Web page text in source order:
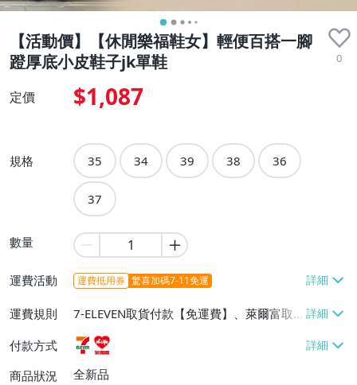
【活動價】【休閒樂福鞋女】輕便百搭一腳
蹬厚底小皮鞋子jk單鞋
0
定價 $1,087
規格 35 34 39 38 36
37
數量
運費活動 運費抵用券 驚喜加碼7-11免運
運費規則
7-ELEVEN取貨付款【免運費】、萊爾富取
貨付款【免運費】
付款方式
商品狀況
全新品